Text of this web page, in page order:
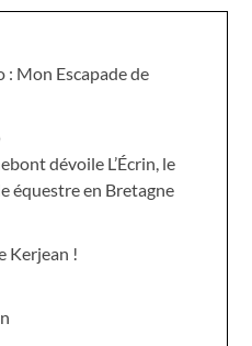
: Mon Escapade de
dévoile L’Écrin, le
équestre en Bretagne
Kerjean !